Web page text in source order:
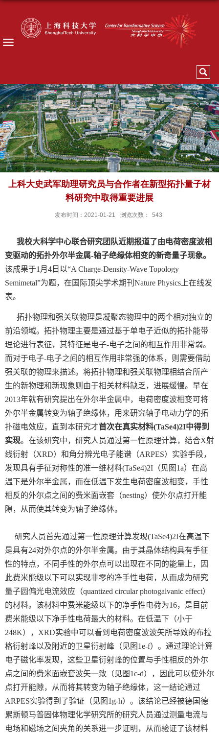
上科大史武军助理研究员与合作者在新型拓扑量子材
料研究中取得重要进展
发布时间：2021-01-21 浏览次数： 543
我校大科学中心联合研究团队近期报道了由电荷密度波相
变驱动的拓扑外尔半金属-轴子绝缘体相变的新奇量子现象。
该成果于1 月 4 日以“A Charge-Density-Wave Topology
Semimetal”为题，在国际顶尖学术期刊 Nature Physics 上在线发
表。
拓扑物理和强关联物理是凝聚态物理中的两个相对独立的
前沿领域。拓扑物理主要是通过基于单电子近似的拓扑能带
理论进行表征，其特征是电子-电子之间的相互作用非常弱。
而对于电子-电子之间的相互作用非常强的体系，则需要借助
强关联的物理来描述。将拓扑物理和强关联物理相结合所产
生的新物理和新现象则由于相关材料缺乏，进展缓慢。早在
2013年就有研究提出在外尔半金属中，电荷密度波相变可将
外尔半金属转变为轴子绝缘体，用来研究轴子电动力学的拓
扑磁电效应，直到本研究才首次在真实材料(TaSe4)2I中得到
实现。在该研究中，研究人员通过第一性原理计算，结合X射
线衍射（XRD）和角分辨光电子能谱（ARPES）实验手段，
发现具有手征对称性的准一维材料(TaSe4)2I （见图 1a）在高
温下是外尔半金属，而在低温下发生电荷密度波相变，手性
相反的外尔点之间的费米面嵌套（nesting）使外尔点打开能
隙，从而使其转变为轴子绝缘体。
研究人员首先通过第一性原理计算发现(TaSe4)2I在高温下
是具有24对外尔点的外尔半金属。由于其晶体结构具有手征
性的特点，不同手性的外尔点可以出现在不同的能量上，因
此费米能级以下可以实现非零的净手性电荷，从而成为研究
量子圆偏光电流效应（quantized circular photogalvanic effect）
的材料。该材料中费米能级以下的净手性电荷为16，是目前
费米能级以下净手性电荷最大的材料。在低温下（小于
248K）， XRD实验中可以看到电荷密度波波矢所导致的布拉
格衍射峰以及附近的卫星衍射峰（见图 1e-f）。通过理论计算
电子磁化率发现，这些卫星衍射峰的位置与手性相反的外尔
点之间的费米面嵌套波矢一致（见图 1c-d），因此可以使外尔
点打开能隙，从而将其转变为轴子绝缘体，这一结论通过
ARPES实验得到了验证（见图 1g-h）。该结论已经被德国德
累斯顿马普固体物理化学研究所的研究人员通过测量电流与
电场和磁场之间夹角的关系进一步证明，从而验证了该材料